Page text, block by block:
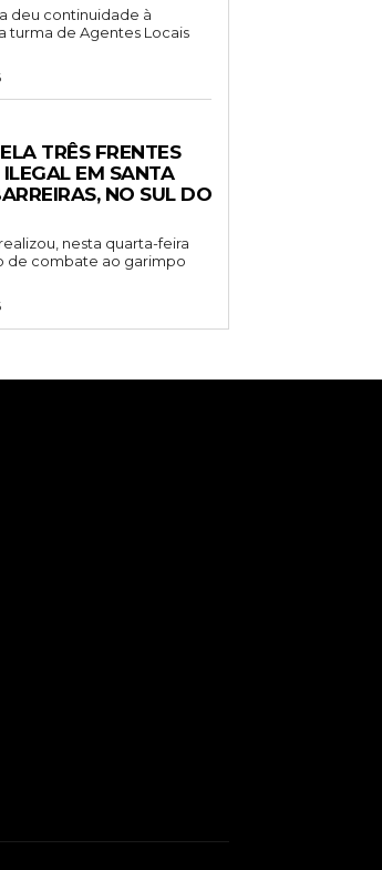
deu continuidade à
turma de Agentes Locais
TRÊS FRENTES
EM SANTA
NO SUL DO
nesta quarta-feira
de combate ao garimpo